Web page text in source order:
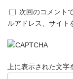
次回のコメント
ルアドレス、サイト
上に表示された文字